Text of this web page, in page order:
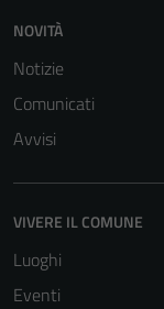
NOVITÀ
Notizie
Comunicati
Avvisi
VIVERE IL COMUNE
Luoghi
Eventi